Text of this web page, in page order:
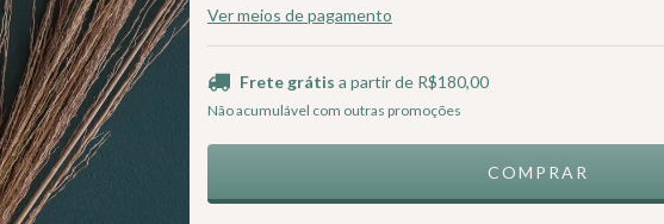
Ver meios de pagamento
Frete grátis a partir de R$180,00
Não acumulável com outras promoções